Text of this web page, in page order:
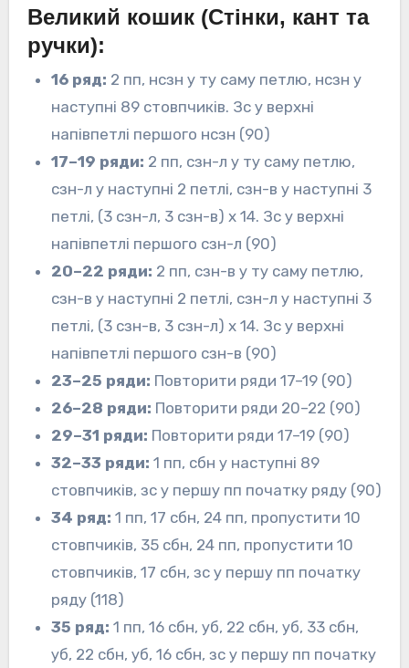
Великий кошик (Стінки, кант та
ручки):
16 ряд: 2 пп, нсзн у ту саму петлю, нсзн у
наступні 89 стовпчиків. Зс у верхні
напівпетлі першого нсзн (90)
17–19 ряди: 2 пп, сзн-л у ту саму петлю,
сзн-л у наступні 2 петлі, сзн-в у наступні 3
петлі, (3 сзн-л, 3 сзн-в) х 14. Зс у верхні
напівпетлі першого сзн-л (90)
20–22 ряди: 2 пп, сзн-в у ту саму петлю,
сзн-в у наступні 2 петлі, сзн-л у наступні 3
петлі, (3 сзн-в, 3 сзн-л) х 14. Зс у верхні
напівпетлі першого сзн-в (90)
23–25 ряди: Повторити ряди 17–19 (90)
26–28 ряди: Повторити ряди 20–22 (90)
29–31 ряди: Повторити ряди 17–19 (90)
32–33 ряди: 1 пп, сбн у наступні 89
стовпчиків, зс у першу пп початку ряду (90)
34 ряд: 1 пп, 17 сбн, 24 пп, пропустити 10
стовпчиків, 35 сбн, 24 пп, пропустити 10
стовпчиків, 17 сбн, зс у першу пп початку
ряду (118)
35 ряд: 1 пп, 16 сбн, уб, 22 сбн, уб, 33 сбн,
уб, 22 сбн, уб, 16 сбн, зс у першу пп початку